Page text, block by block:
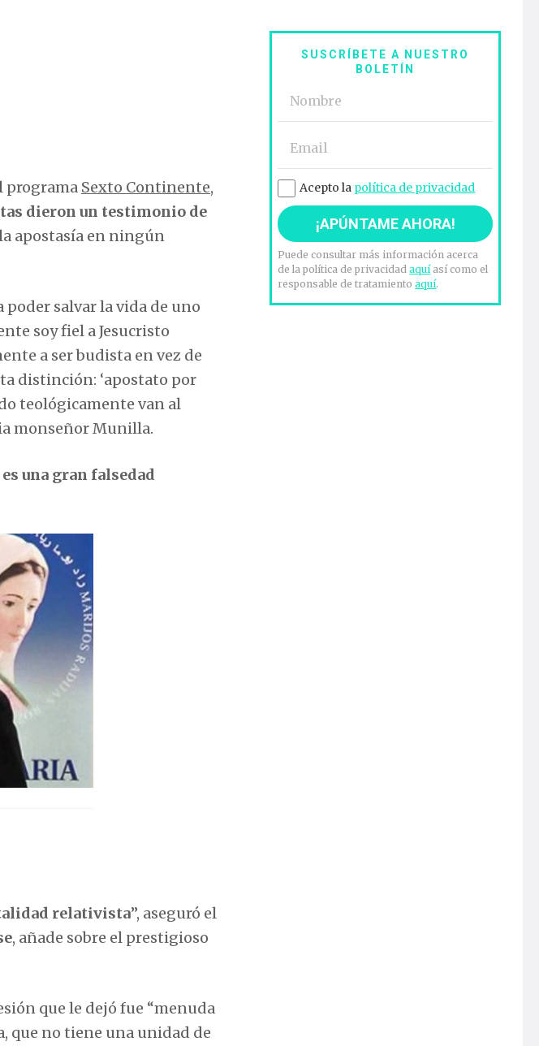
programa Sexto Continente,
dieron un testimonio de
apostasía en ningún
salvar la vida de uno
soy fiel a Jesucristo
a ser budista en vez de
distinción: ‘apostato por
teológicamente van al
monseñor Munilla.
una gran falsedad
relativista”, aseguró el
, añade sobre el prestigioso
que le dejó fue “menuda
que no tiene una unidad de
SUSCRÍBETE A NUESTRO
BOLETÍN
Acepto la política de privacidad
Puede consultar más información acerca
de la política de privacidadaquíasí como el
responsable de tratamientoaquí.